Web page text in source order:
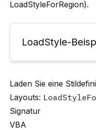
LoadStyleForRegion).
LoadStyle-
Laden Sie eine
Layouts:
Signatur
VBA